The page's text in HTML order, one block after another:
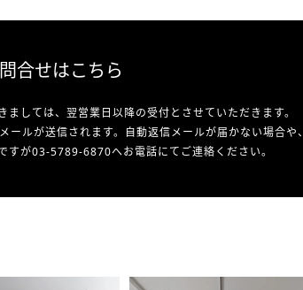
合せはこちら
しては、翌営業日以降の受付とさせていただきます。
ルが送信されます。自動返信メールが届かない場合や、
すが03-5789-6870へお電話にてご連絡ください。